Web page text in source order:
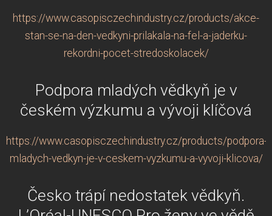
https://www.casopisczechindustry.cz/products/akce-
stan-se-na-den-vedkyni-prilakala-na-fel-a-jaderku-
rekordni-pocet-stredoskolacek/
Podpora mladých vědkyň je v
českém výzkumu a vývoji klíčová
https://www.casopisczechindustry.cz/products/podpora-
mladych-vedkyn-je-v-ceskem-vyzkumu-a-vyvoji-klicova/
Česko trápí nedostatek vědkyň.